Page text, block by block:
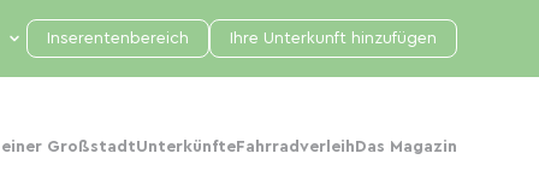
einer GroßstadtUnterkünfte Fahrradverleih Das Magazin
Inserentenbereich Ihre Unterkunft hinzufügen